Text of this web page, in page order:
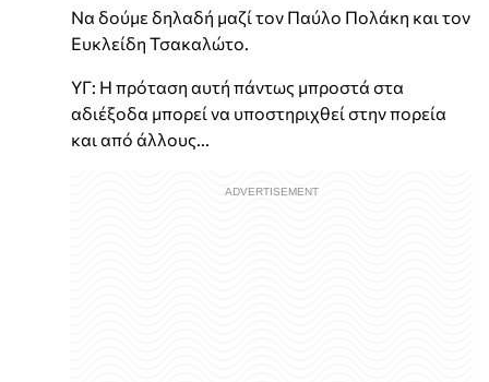
Να δούμε δηλαδή μαζί τον Παύλο Πολάκη και τον
Ευκλείδη Τσακαλώτο.
ΥΓ: Η πρόταση αυτή πάντως μπροστά στα
αδιέξοδα μπορεί να υποστηριχθεί στην πορεία
και από άλλους...